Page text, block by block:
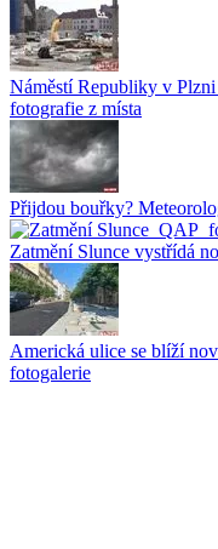
Náměstí Republiky v
fotografie z místa
Přijdou bouřky?
Zatmění Slunce vystřídá
Americká ulice se blíží
fotogalerie